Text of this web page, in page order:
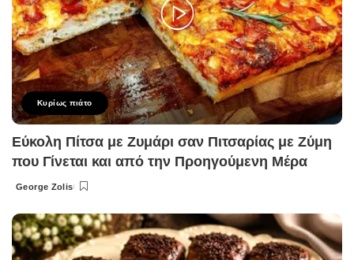
Κυρίως πιάτο
Εύκολη Πίτσα με Ζυμάρι σαν Πιτσαρίας με Ζύμη
που Γίνεται και από την Προηγούμενη Μέρα
Posted
George Zolis